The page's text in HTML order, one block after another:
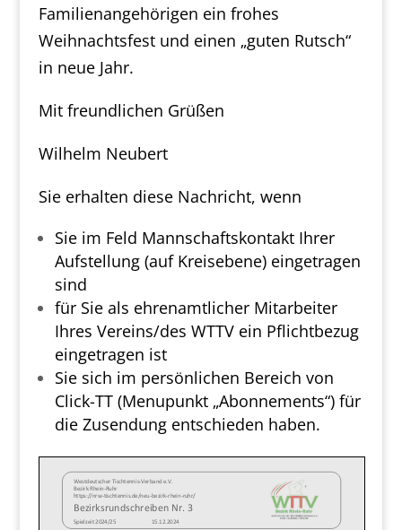
Familienangehörigen ein frohes
Weihnachtsfest und einen „guten Rutsch“
in neue Jahr.
Mit freundlichen Grüßen
Wilhelm Neubert
Sie erhalten diese Nachricht, wenn
Sie im Feld Mannschaftskontakt Ihrer
Aufstellung (auf Kreisebene) eingetragen
sind
für Sie als ehrenamtlicher Mitarbeiter
Ihres Vereins/des WTTV ein Pflichtbezug
eingetragen ist
Sie sich im persönlichen Bereich von
Click-TT (Menupunkt „Abonnements“) für
die Zusendung entschieden haben.